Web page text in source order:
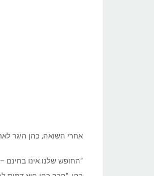
אחרי השואה, כהן היגר
“החופש שלנו אינו